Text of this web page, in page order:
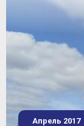
Апрель 2017